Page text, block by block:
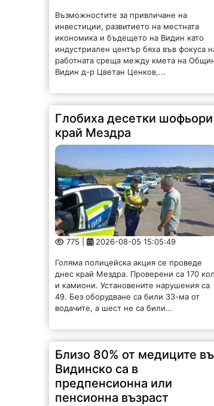
Възможностите за привличане на
инвестиции, развитието на местната
икономика и бъдещето на Видин като
индустриален център бяха във фокуса
работната среща между кмета на
Видин д-р Цветан Ценков,...
Глобиха десетки шофьори
край Мездра
775 | 2026-08-05 15:05:49
Голяма полицейска акция се проведе
днес край Мездра. Проверени са 170
и камиони. Установените нарушения са
49. Без оборудване са били 33-ма от
водачите, а шест не са били...
Близо 80% от медиците
Видинско са в
предпенсионна или
пенсионна възраст